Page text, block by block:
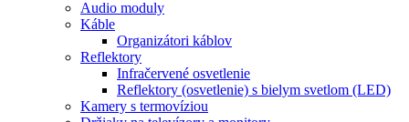
Audio moduly
Káble
Organizátori káblov
Reflektory
Infračervené osvetlenie
Reflektory (osvetlenie) s bielym svetlom (LED)
Kamery s termovíziou